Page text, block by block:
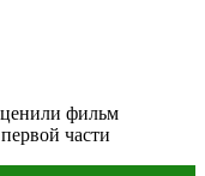
фильм
части